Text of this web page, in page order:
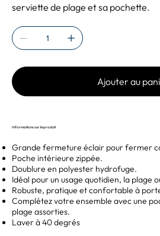
serviette de plage et sa pochette.
Ajouter au
Informations sur le produit
Grande fermeture éclair pour fermer
Poche intérieure zippée.
Doublure en polyester hydrofuge.
Idéal pour un usage quotidien, la plage
Robuste, pratique et confortable à
Complétez votre ensemble avec une
plage assorties.
Laver à 40 degrés